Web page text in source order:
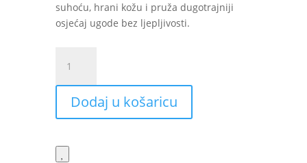
suhoću, hrani kožu i pruža dugotrajniji
osjećaj ugode bez ljepljivosti.
Xémose
umirujući
sprej
200
količina
Dodaj u košaricu